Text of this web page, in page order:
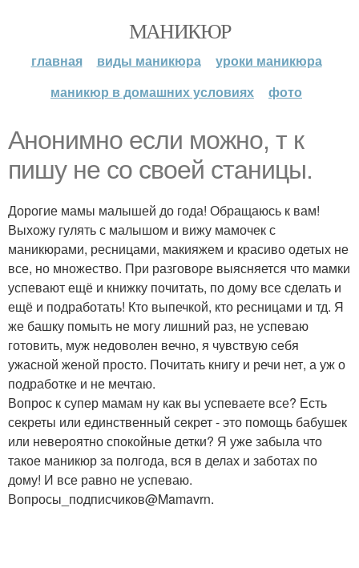
МАНИКЮР
главная виды маникюра
уроки маникюра
маникюр в домашних условиях
фото
Анонимно если можно, т к
пишу не со своей станицы.
Дорогие мамы малышей до года! Обращаюсь к вам!
Выхожу гулять с малышом и вижу мамочек с
маникюрами, ресницами, макияжем и красиво одетых не
все, но множество. При разговоре выясняется что мамки
успевают ещё и книжку почитать, по дому все сделать и
ещё и подработать! Кто выпечкой, кто ресницами и тд. Я
же башку помыть не могу лишний раз, не успеваю
готовить, муж недоволен вечно, я чувствую себя
ужасной женой просто. Почитать книгу и речи нет, а уж о
подработке и не мечтаю.
Вопрос к супер мамам ну как вы успеваете все? Есть
секреты или единственный секрет - это помощь бабушек
или невероятно спокойные детки? Я уже забыла что
такое маникюр за полгода, вся в делах и заботах по
дому! И все равно не успеваю.
Вопросы_подписчиков@Mamavrn.